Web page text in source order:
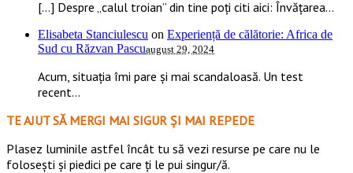
[…] Despre „calul troian” din tine poți citi aici: Învățarea...
Elisabeta Stanciulescu on Experiență de călătorie: Africa de
Sud cu Răzvan Pascuaugust 29, 2024
Acum, situația îmi pare și mai scandaloasă. Un test
recent...
TE AJUT SĂ MERGI MAI SIGUR ȘI MAI REPEDE
​​Plasez luminile astfel încât tu să vezi resurse pe care nu le
folosești și piedici pe care ți le pui singur/ă.